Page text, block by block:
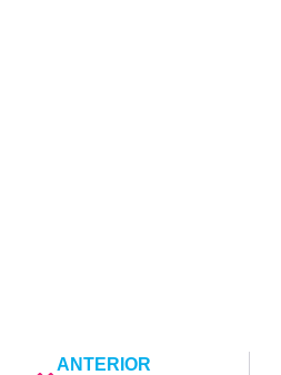
ANTERIOR